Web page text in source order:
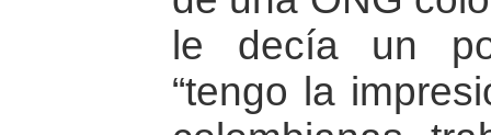
le decía un
“tengo la